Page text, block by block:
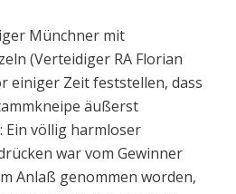
Münchner mit
(Verteidiger RA Florian
einiger Zeit feststellen, dass
äußerst
Ein völlig harmloser
war vom Gewinner
Anlaß genommen worden,